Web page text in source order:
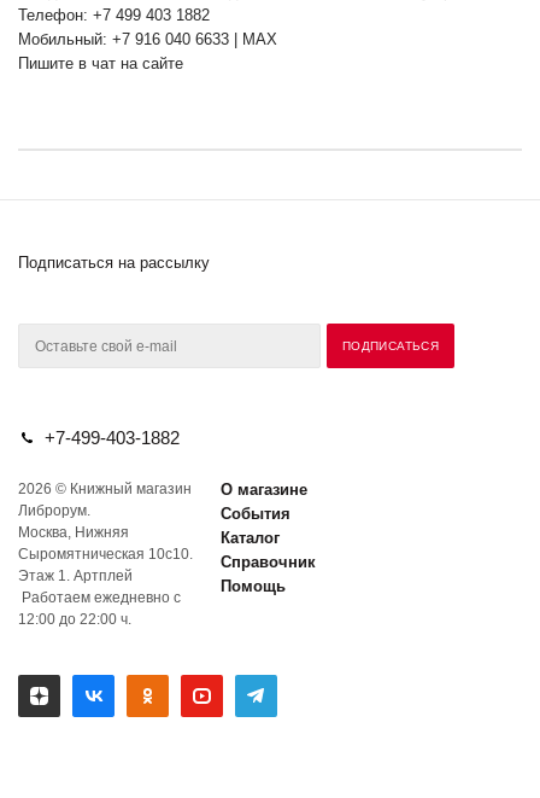
Телефон: +7 499 403 1882
Мобильный: +7 916 040 6633 | MAX
Пишите в чат на сайте
Подписаться на рассылку
+7-499-403-1882
2026 © Книжный магазин
Либрорум.
Москва, Нижняя
Сыромятническая 10с10.
Этаж 1. Артплей
Работаем ежедневно с
12:00 до 22:00 ч.
О магазине
События
Каталог
Справочник
Помощь